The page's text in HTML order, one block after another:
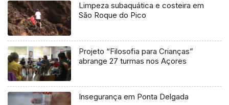
Limpeza subaquática e costeira em
São Roque do Pico
Projeto “Filosofia para Crianças”
abrange 27 turmas nos Açores
Insegurança em Ponta Delgada